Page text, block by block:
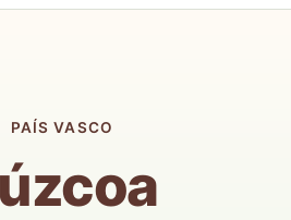
PAÍS VASCO